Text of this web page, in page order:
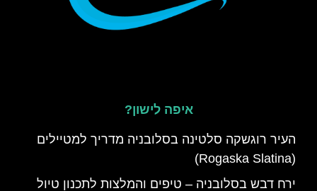
איפה לישון?
העיר רוגשקה סלטינה בסלובניה מדריך למטיילים
(Rogaska Slatina)
ירח דבש בסלובניה – טיפים והמלצות לתכנון טיול